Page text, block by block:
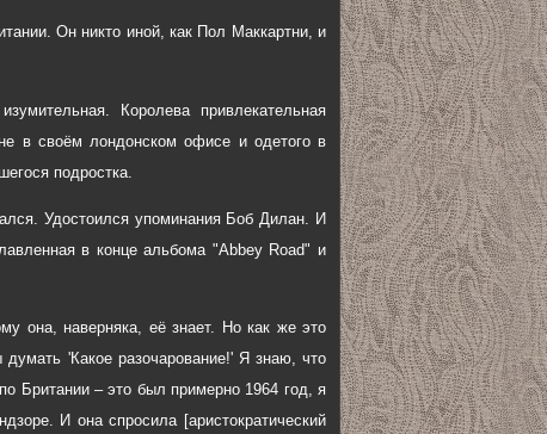
Он никто иной, как Пол Маккартни, и
Королева привлекательная
в своём лондонском офисе и одетого в
подростка.
Удостоился упоминания Боб Дилан. И
в конце альбома "Abbey Road" и
она, наверняка, её знает. Но как же это
думать 'Какое разочарование!' Я знаю, что
Британии – это был примерно 1964 год, я
И она спросила [аристократический